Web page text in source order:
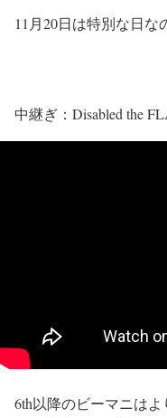
11月20日は特別な日な
中継ぎ：Disabled the
6th以降のビーマニは